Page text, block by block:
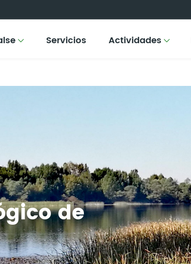
Servicios Actividades
de